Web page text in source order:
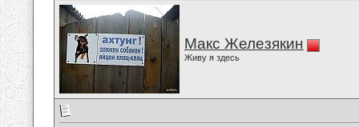
Макс Железякин
Живу я здесь